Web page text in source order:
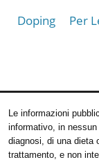
Doping
Per
Le informazioni
informativo, in
diagnosi, di una dieta
trattamento, e non